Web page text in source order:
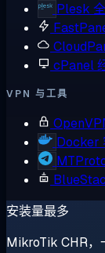
Plesk
cPanel
VPN 与工具
Docker
安装量最多
MikroTik CHR，